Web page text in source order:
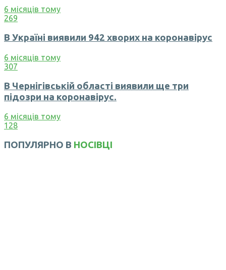
6 місяців тому
269
В Україні виявили 942 хворих на коронавірус
6 місяців тому
307
В Чернігівській області виявили ще три
підозри на коронавірус.
6 місяців тому
128
ПОПУЛЯРНО В НОСІВЦІ